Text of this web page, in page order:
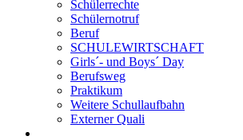
Schülerrechte
Schülernotruf
Beruf
SCHULEWIRTSCHAFT
Girls´- und Boys´ Day
Berufsweg
Praktikum
Weitere Schullaufbahn
Externer Quali